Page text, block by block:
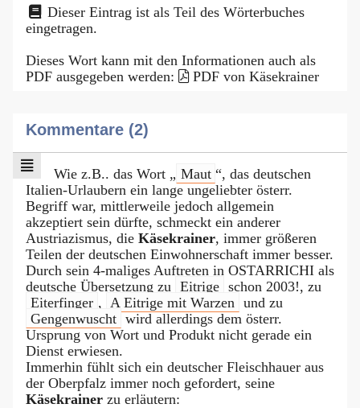
Dieser Eintrag ist als Teil des Wörterbuches
eingetragen.
Dieses Wort kann mit den Informationen auch als
PDF ausgegeben werden:
PDF von Käsekrainer
Kommentare (2)
Wie z.B.. das Wort „ Maut “, das deutschen
Italien-Urlaubern ein lange ungeliebter österr.
Begriff war, mittlerweile jedoch allgemein
akzeptiert sein dürfte, schmeckt ein anderer
Austriazismus, die Käsekrainer, immer größeren
Teilen der deutschen Einwohnerschaft immer besser.
Durch sein 4-maliges Auftreten in OSTARRICHI als
deutsche Übersetzung zu Eitrige schon 2003!, zu
Eiterfinger , A Eitrige mit Warzen und zu
Gengenwuscht wird allerdings dem österr.
Ursprung von Wort und Produkt nicht gerade ein
Dienst erwiesen.
Immerhin fühlt sich ein deutscher Fleischhauer aus
der Oberpfalz immer noch gefordert, seine
Käsekrainer zu erläutern: